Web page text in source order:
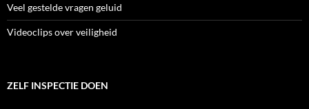
Veel gestelde vragen geluid
Videoclips over veiligheid
ZELF INSPECTIE DOEN